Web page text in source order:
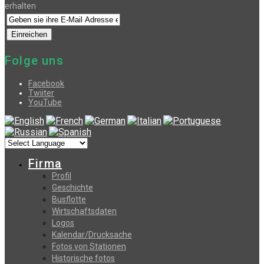
erhalten
Folge uns
Facebook
Twiiter
YouTube
Firma
Profil
Geschichte
Busflotte
Wirtschaftsdaten
Logos
Kalendar/Drucksache
Fotos von Stationen
Historische fotos